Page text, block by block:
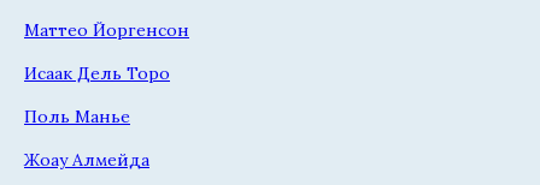
Маттео Йоргенсон
Исаак Дель Торо
Поль Манье
Жоау Алмейда